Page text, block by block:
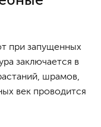
при запущенных
заключается в
шрамов,
век проводится